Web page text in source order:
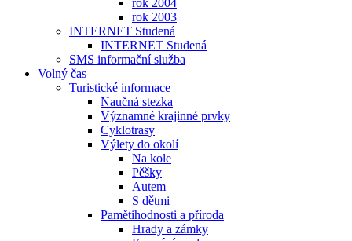
rok 2004
rok 2003
INTERNET Studená
INTERNET Studená
SMS informační služba
Volný čas
Turistické informace
Naučná stezka
Významné krajinné prvky
Cyklotrasy
Výlety do okolí
Na kole
Pěšky
Autem
S dětmi
Pamětihodnosti a příroda
Hrady a zámky